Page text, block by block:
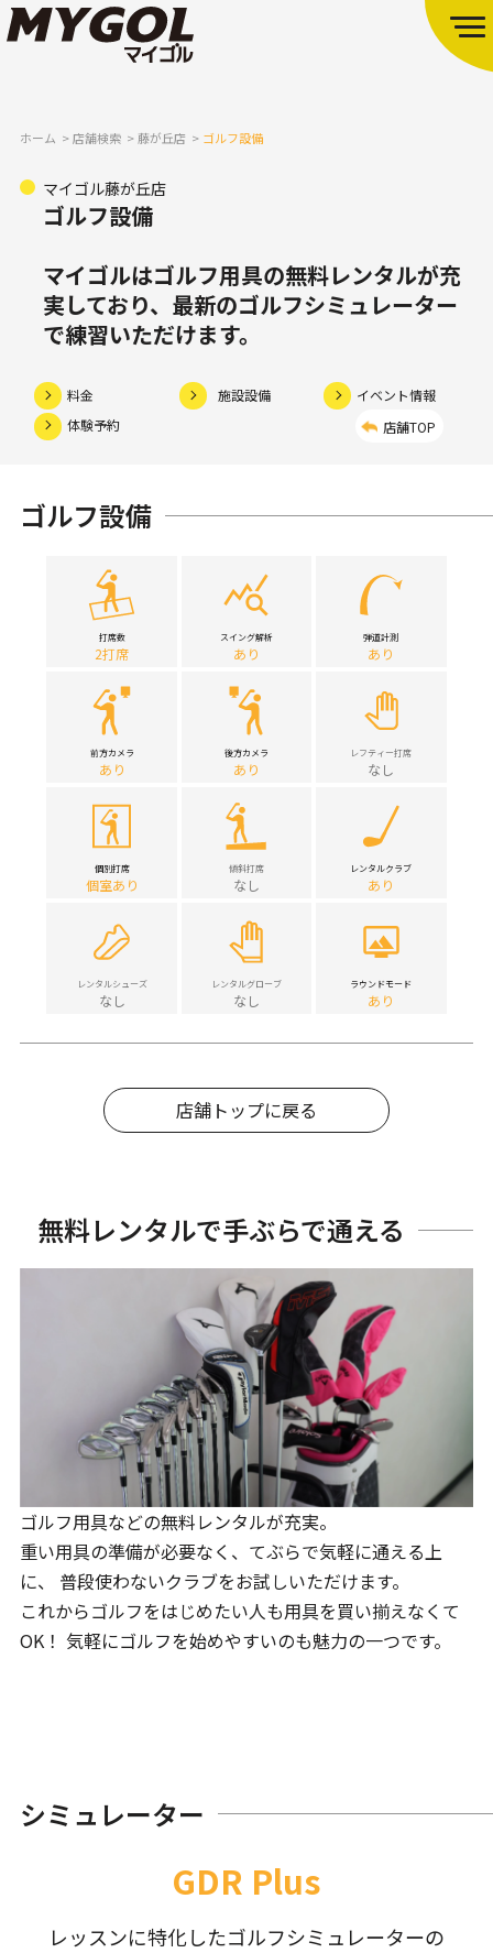
ホーム 店舗検索 藤が丘店 ゴルフ設備
マイゴル藤が丘店
ゴルフ設備
マイゴルはゴルフ用具の無料レンタルが充
実しており、 最新のゴルフシミュレーター
で練習いただけます。
料金 施設設備
イベント情報
体験予約
店舗TOP
ゴルフ設備
打席数
2打席
スイング解析
あり
弾道計測
あり
前方カメラ
あり
後方カメラ
あり
レフティー打席
なし
個別打席
個室あり
傾斜打席
なし
レンタルクラブ
あり
レンタルシューズ
なし
レンタルグローブ
なし
ラウンドモード
あり
店舗トップに戻る
無料レンタルで手ぶらで通える
ゴルフ用具などの無料レンタルが充実。
重い用具の準備が必要なく、てぶらで気軽に通える上
に、 普段使わないクラブをお試しいただけます。
これからゴルフをはじめたい人も用具を買い揃えなくて
OK！ 気軽にゴルフを始めやすいのも魅力の一つです。
シミュレーター
GDR Plus
レッスンに特化したゴルフシミュレーターの